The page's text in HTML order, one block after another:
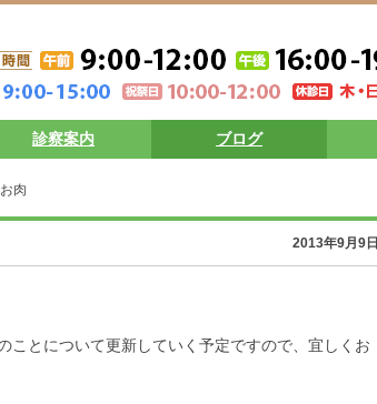
診察案内 ブログ
肉
2013年9月9日
ことについて更新していく予定ですので、宜しくお